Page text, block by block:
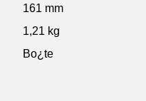
161 mm
1,21 kg
Bo¿te